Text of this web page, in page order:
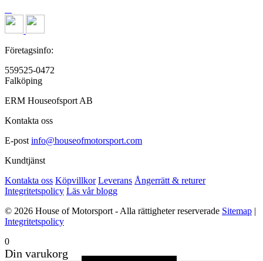
Företagsinfo:
559525-0472
Falköping
ERM Houseofsport AB
Kontakta oss
E-post info@houseofmotorsport.com
Kundtjänst
Kontakta oss Köpvillkor Leverans Ångerrätt & returer
Integritetspolicy Läs vår blogg
© 2026 House of Motorsport - Alla rättigheter reserverade Sitemap |
Integritetspolicy
0
Din varukorg